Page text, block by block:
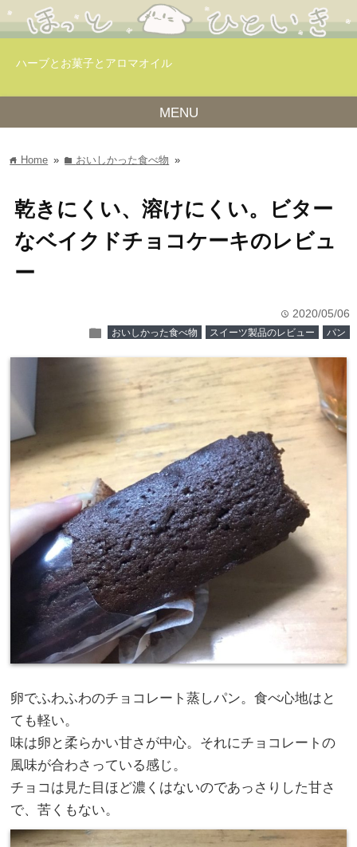
ハーブとお菓子とアロマオイル
MENU
home Home » folder おいしかった食べ物 »
乾きにくい、溶けにくい。ビター
なベイクドチョコケーキのレビュ
ー
time 2020/05/06
folder おいしかった食べ物 スイーツ製品のレビュー パン
卵でふわふわのチョコレート蒸しパン。食べ心地はと
ても軽い。
味は卵と柔らかい甘さが中心。それにチョコレートの
風味が合わさっている感じ。
チョコは見た目ほど濃くはないのであっさりした甘さ
で、苦くもない。